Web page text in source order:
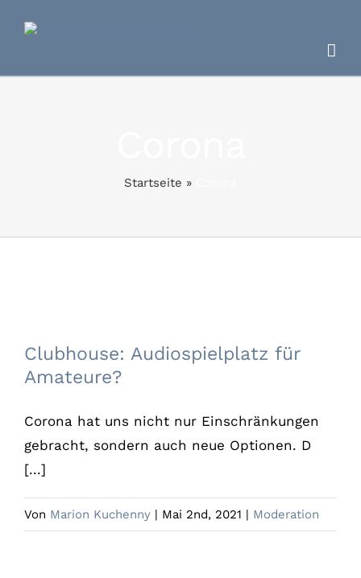
Inhalt
Startseite »
Amateure?
Clubhouse: Audiospielplatz für
Amateure?
Corona hat uns nicht nur Einschränkungen
gebracht, sondern auch neue Optionen. D
[...]
Von Marion Kuchenny | Mai 2nd, 2021 | Moderation